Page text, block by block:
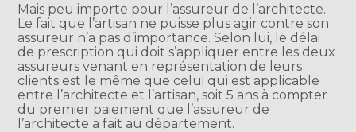
Mais peu importe pour l’assureur de l’architecte.
Le fait que l’artisan ne puisse plus agir contre son
assureur n’a pas d’importance. Selon lui, le délai
de prescription qui doit s’appliquer entre les deux
assureurs venant en représentation de leurs
clients est le même que celui qui est applicable
entre l’architecte et l’artisan, soit 5 ans à compter
du premier paiement que l’assureur de
l’architecte a fait au département.